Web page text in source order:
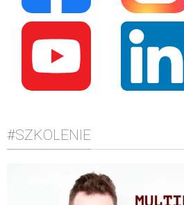
#SZKOLENIE